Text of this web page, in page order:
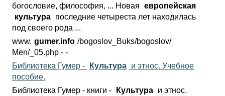
богословие, философия, ... Новая европейская
культура последние четыреста лет находилась
под своего рода ...
www. gumer.info /bogoslov_Buks/bogoslov/
Men/_05.php - -
Библиотека Гумер -
Культура и этнос. Учебное
пособие.
Библиотека Гумер - книги -
Культура и этнос.